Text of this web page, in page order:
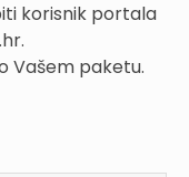
korisnik portala
Vašem paketu.